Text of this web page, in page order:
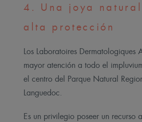
4. Una joya natural
alta protección
Los Laboratoires Dermatologiques
mayor atención a todo el
el centro del Parque Natural
Languedoc.
Es un privilegio poseer un recurso